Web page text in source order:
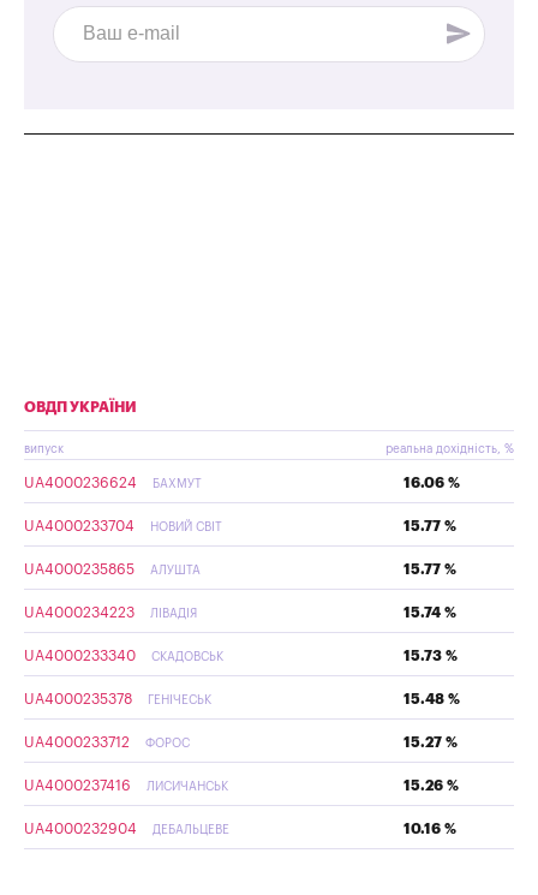
ОВДП УКРАЇНИ
випуск реальна дохідність, %
UA4000236624 БАХМУТ 16.06 %
UA4000233704 НОВИЙ СВІТ 15.77 %
UA4000235865 АЛУШТА 15.77 %
UA4000234223 ЛІВАДІЯ 15.74 %
UA4000233340 СКАДОВСЬК 15.73 %
UA4000235378 ГЕНІЧЕСЬК 15.48 %
UA4000233712 ФОРОС 15.27 %
UA4000237416 ЛИСИЧАНСЬК 15.26 %
UA4000232904 ДЕБАЛЬЦЕВЕ 10.16 %